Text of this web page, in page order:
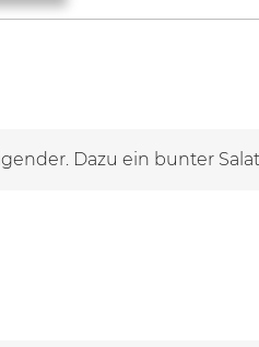
Dazu ein bunter Salat.